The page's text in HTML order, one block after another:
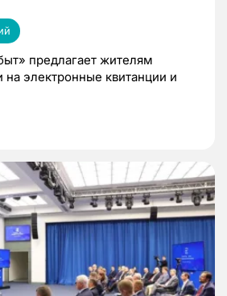
предлагает жителям
на электронные квитанции и